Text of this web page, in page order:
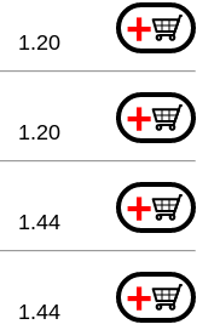
+
1.20
+
1.20
+
1.44
+
1.44